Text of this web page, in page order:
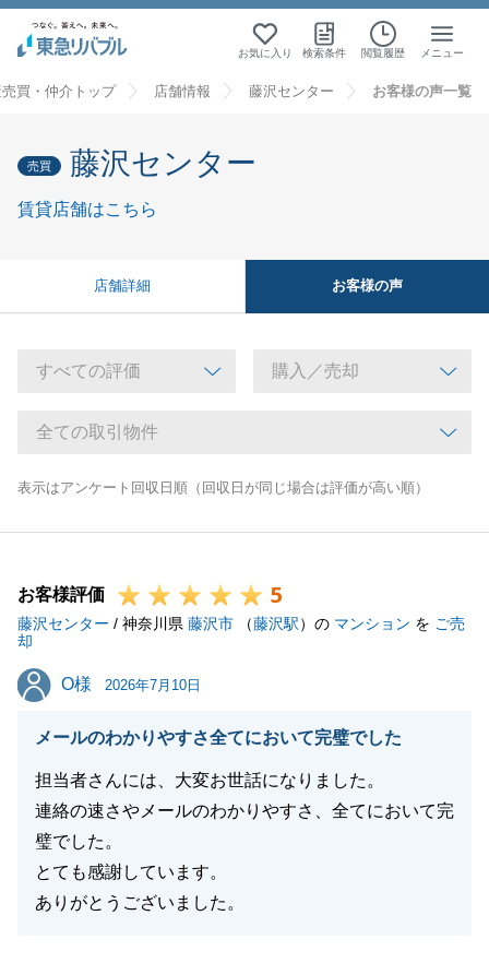
お気に入り 検索条件 閲覧履歴 メニュー
買・仲介トップ 店舗情報 藤沢センター お客様の声一覧
売買 藤沢センター
賃貸店舗はこちら
店舗詳細 お客様の声
表示はアンケート回収日順（回収日が同じ場合は評価が高い順）
お客様評価 5
藤沢センター / 神奈川県 藤沢市 （藤沢駅）の マンション を ご売
却
O様
O様 2026年7月10日
メールのわかりやすさ全てにおいて完璧でした
担当者さんには、大変お世話になりました。
連絡の速さやメールのわかりやすさ、全てにおいて完
璧でした。
とても感謝しています。
ありがとうございました。